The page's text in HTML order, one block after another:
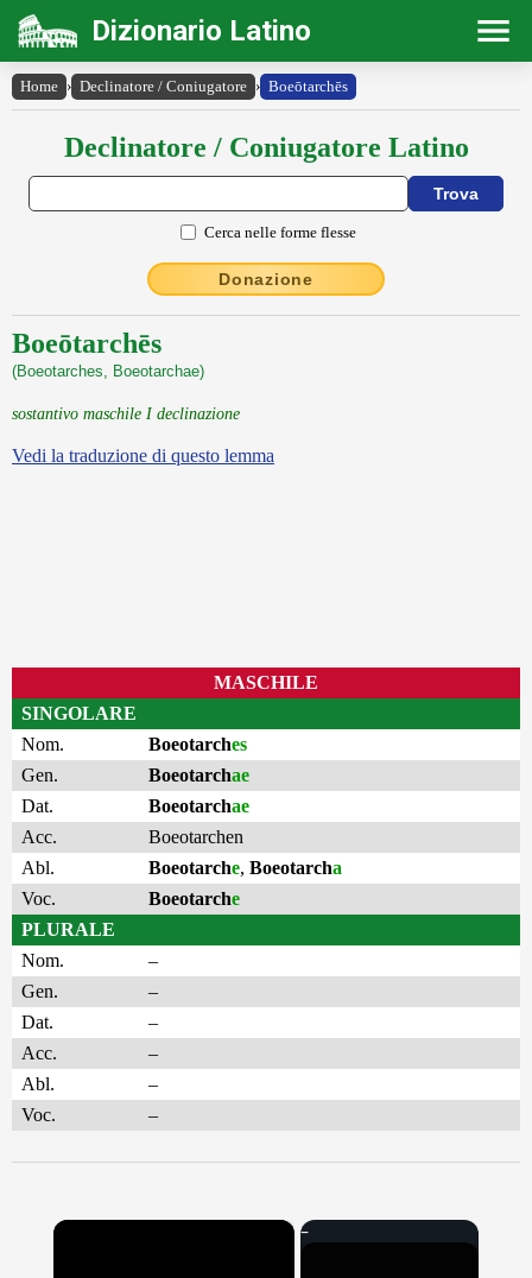
Dizionario Latino
Home › Declinatore / Coniugatore › Boeōtarchēs
Declinatore / Coniugatore Latino
Cerca nelle forme flesse
Donazione
Boeōtarchēs
(Boeotarches, Boeotarchae)
sostantivo maschile I declinazione
Vedi la traduzione di questo lemma
MASCHILE
SINGOLARE
Nom.
Boeotarches
Gen.
Boeotarchae
Dat.
Boeotarchae
Acc.
Boeotarchen
Abl.
Boeotarche, Boeotarcha
Voc.
Boeotarche
PLURALE
Nom.
–
Gen.
–
Dat.
–
Acc.
–
Abl.
–
Voc.
–
×